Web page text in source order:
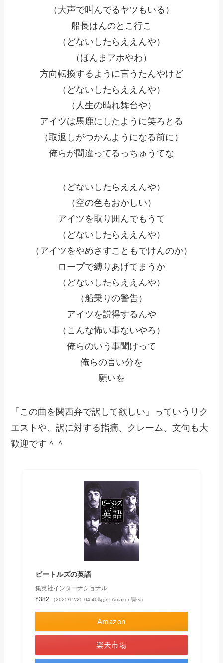
（大声で叫んでるヤツもいる）
船長はんのとこ行こ
（どないしたらええんや）
（ほんまアホやわ）
方向転換するように言うたんやけど
（どないしたらええんや）
（人生の晴れ舞台や）
アイツは馬鹿にしたように笑ろとる
（取返しがつかんようになる前に）
俺らが間違ってるっちゅうてな
（どないしたらええんや）
（空の色もおかしい）
アイツを取り囲んでもうて
（どないしたらええんや）
（アイツをやめさすこともでけんのか）
ロープで縛りあげてまうか
（どないしたらええんや）
（船乗りの警告）
アイツを説得するんや
（こんな怖い事ないやろ）
俺らのいう事聞けって
俺らの言い分を
願いを
「この曲を関西弁で訳して欲しい」っていうリク
エストや、訳に対する指摘、クレーム、文句も大
歓迎です＾＾
ビートルズの英語
集英社インターナショナル
¥382
（2025/12/25 04:40時点 | Amazon調べ）
Amazon
楽天市場